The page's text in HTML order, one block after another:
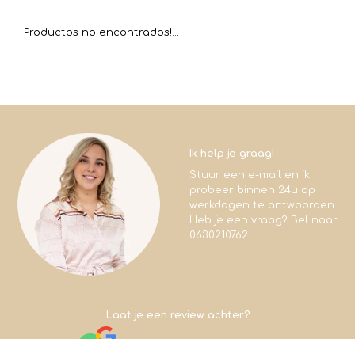
Productos no encontrados!...
Ik help je graag!
Stuur een e-mail en ik
probeer binnen 24u op
werkdagen te antwoorden.
Heb je een vraag? Bel naar
0630210762
Laat je een review achter?